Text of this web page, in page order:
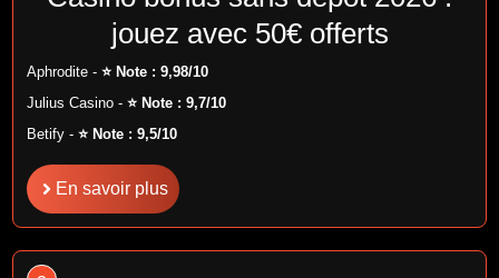
jouez avec 50€ offerts
Aphrodite -⭐ Note : 9,98/10
Julius Casino -⭐ Note : 9,7/10
Betify -⭐ Note : 9,5/10
En savoir plus